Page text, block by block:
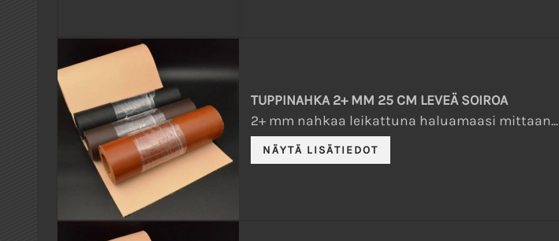
TUPPINAHKA 2+ MM 25 CM LEVEÄ SOIROA
2+ mm nahkaa leikattuna haluamaasi mittaan...